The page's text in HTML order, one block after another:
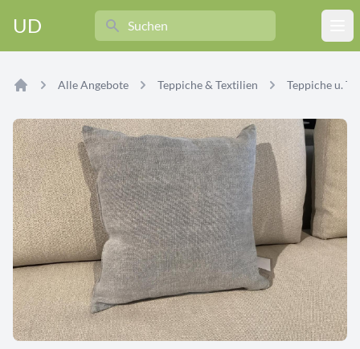
UD
Search
Alle Angebote Teppiche & Textilien Teppiche u.